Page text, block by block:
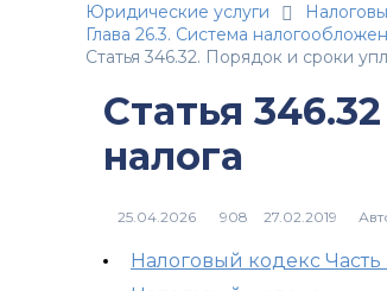
Юридические услуги
Глава 26.3. Система
Статья 346.32. Порядок и сроки
Статья
налога
908
Налоговый кодекс Часть